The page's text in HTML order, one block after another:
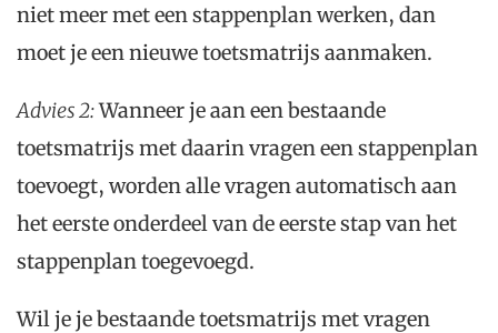
niet meer met een stappenplan werken, dan
moet je een nieuwe toetsmatrijs aanmaken.
Advies 2:Wanneer je aan een bestaande
toetsmatrijs met daarin vragen een stappenplan
toevoegt, worden alle vragen automatisch aan
het eerste onderdeel van de eerste stap van het
stappenplan toegevoegd.
Wil je je bestaande toetsmatrijs met vragen